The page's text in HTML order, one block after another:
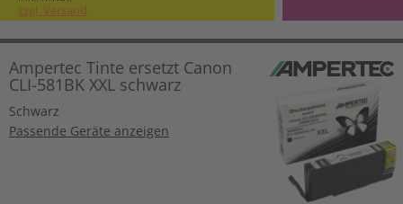
zzgl. Versand
Ampertec Tinte ersetzt Canon
CLI-581BK XXL schwarz
Schwarz
Passende Geräte anzeigen